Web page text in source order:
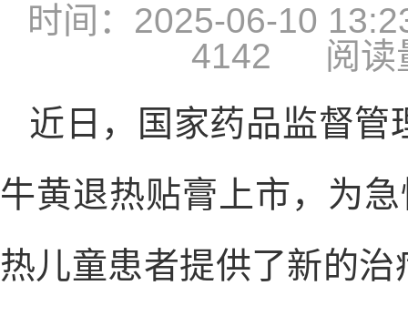
时间：2025-06-10
4142
阅读
近日，国家药品监督管
牛黄退热贴膏上市，为
热儿童患者提供了新的